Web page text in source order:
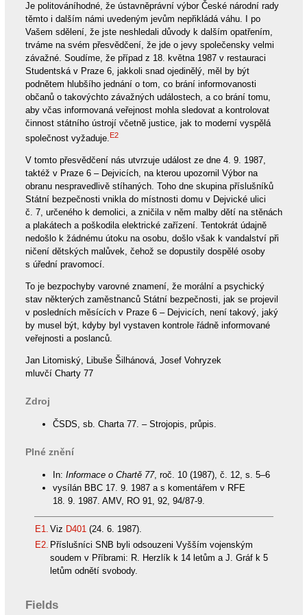
Je politováníhodné, že ústavněprávní výbor České národní rady
těmto i dalším námi uvedeným jevům nepřikládá váhu. I po
Vašem sdělení, že jste neshledali důvody k dalším opatřením,
trváme na svém přesvědčení, že jde o jevy společensky velmi
závažné. Soudíme, že případ z 18. května 1987 v restauraci
Studentská v Praze 6, jakkoli snad ojedinělý, měl by být
podnětem hlubšího jednání o tom, co brání informovanosti
občanů o takovýchto závažných událostech, a co brání tomu,
aby včas informovaná veřejnost mohla sledovat a kontrolovat
činnost státního ústrojí včetně justice, jak to moderní vyspělá
společnost vyžaduje.E2
V tomto přesvědčení nás utvrzuje událost ze dne 4. 9. 1987,
taktéž v Praze 6 – Dejvicích, na kterou upozornil Výbor na
obranu nespravedlivě stíhaných. Toho dne skupina příslušníků
Státní bezpečnosti vnikla do místnosti domu v Dejvické ulici
č. 7, určeného k demolici, a zničila v něm malby dětí na stěnách
a plakátech a poškodila elektrické zařízení. Tentokrát údajně
nedošlo k žádnému útoku na osobu, došlo však k vandalství při
ničení dětských malůvek, čehož se dopustily dospělé osoby
s úřední pravomocí.
To je bezpochyby varovné znamení, že morální a psychický
stav některých zaměstnanců Státní bezpečnosti, jak se projevil
v posledních měsících v Praze 6 – Dejvicích, není takový, jaký
by musel být, kdyby byl vystaven kontrole řádně informované
veřejnosti a poslanců.
Jan Litomiský, Libuše Šilhánová, Josef Vohryzek
mluvčí Charty 77
Zdroj
ČSDS, sb. Charta 77. – Strojopis, průpis.
Plné znění
In: Informace o Chartě 77, roč. 10 (1987), č. 12, s. 5–6
vysílán BBC 17. 9. 1987 a s komentářem v RFE
18. 9. 1987. AMV, RO 91, 92, 94/87-9.
E1. Viz D401 (24. 6. 1987).
E2. Příslušníci SNB byli odsouzeni Vyšším vojenským
soudem v Příbrami: R. Herzlík k 14 letům a J. Gráf k 5
letům odnětí svobody.
Fields